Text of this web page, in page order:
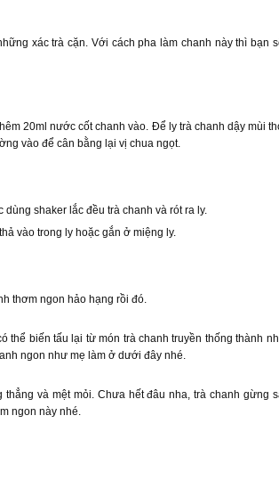
xác trà cặn. Với cách pha làm chanh này thì bạn
20ml nước cốt chanh vào. Để ly trà chanh dậy mùi
vào để cân bằng lại vị chua ngọt.
shaker lắc đều trà chanh và rót ra ly.
vào trong ly hoặc gắn ở miệng ly.
thơm ngon hảo hạng rồi đó.
thể biến tấu lại từ món trà chanh truyền thống thành
ngon như mẹ làm ở dưới đây nhé.
và mệt mỏi. Chưa hết đâu nha, trà chanh gừng
ngon này nhé.